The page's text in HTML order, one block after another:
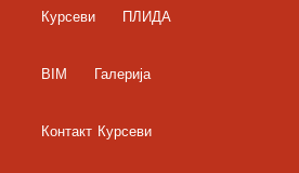
Курсеви ПЛИДА
BIM Галерија
Контакт Курсеви